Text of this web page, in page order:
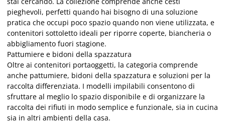
pieghevoli, perfetti quando hai bisogno di una soluzione
pratica che occupi poco spazio quando non viene utilizzata, e
contenitori sottoletto ideali per riporre coperte, biancheria o
abbigliamento fuori stagione.
Pattumiere e bidoni della spazzatura
Oltre ai contenitori portaoggetti, la categoria comprende
anche pattumiere, bidoni della spazzatura e soluzioni per la
raccolta differenziata. I modelli impilabili consentono di
sfruttare al meglio lo spazio disponibile e di organizzare la
raccolta dei rifiuti in modo semplice e funzionale, sia in cucina
sia in altri ambienti della casa.